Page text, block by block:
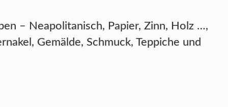
– Neapolitanisch, Papier, Zinn, Holz …,
Gemälde, Schmuck, Teppiche und